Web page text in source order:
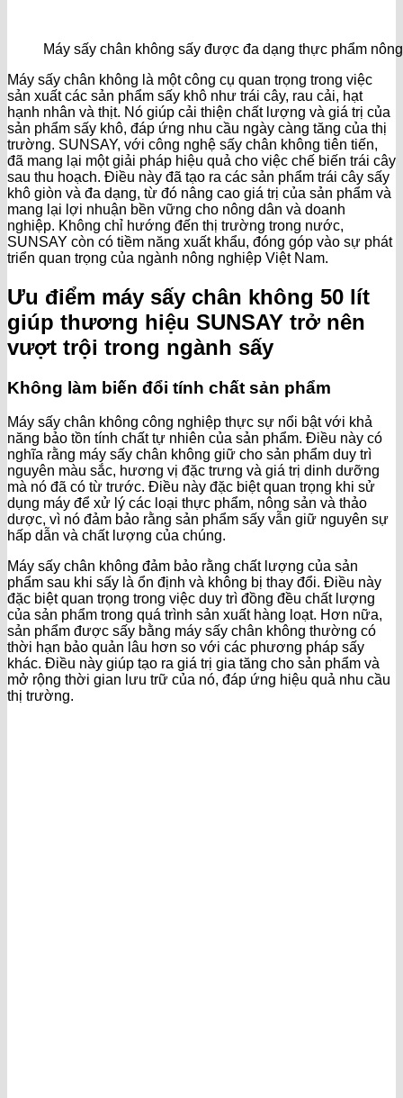
Máy sấy chân không sấy được đa dạng thực phẩm
Máy sấy chân không là một công cụ quan trọng trong việc
sản xuất các sản phẩm sấy khô như trái cây, rau cải, hạt
hạnh nhân và thịt. Nó giúp cải thiện chất lượng và giá trị của
sản phẩm sấy khô, đáp ứng nhu cầu ngày càng tăng của thị
trường. SUNSAY, với công nghệ sấy chân không tiên tiến,
đã mang lại một giải pháp hiệu quả cho việc chế biến trái cây
sau thu hoạch. Điều này đã tạo ra các sản phẩm trái cây sấy
khô giòn và đa dạng, từ đó nâng cao giá trị của sản phẩm và
mang lại lợi nhuận bền vững cho nông dân và doanh
nghiệp. Không chỉ hướng đến thị trường trong nước,
SUNSAY còn có tiềm năng xuất khẩu, đóng góp vào sự phát
triển quan trọng của ngành nông nghiệp Việt Nam.
Ưu điểm máy sấy chân không 50 lít
giúp thương hiệu SUNSAY trở nên
vượt trội trong ngành sấy
Không làm biến đổi tính chất sản phẩm
Máy sấy chân không công nghiệp thực sự nổi bật với khả
năng bảo tồn tính chất tự nhiên của sản phẩm. Điều này có
nghĩa rằng máy sấy chân không giữ cho sản phẩm duy trì
nguyên màu sắc, hương vị đặc trưng và giá trị dinh dưỡng
mà nó đã có từ trước. Điều này đặc biệt quan trọng khi sử
dụng máy để xử lý các loại thực phẩm, nông sản và thảo
dược, vì nó đảm bảo rằng sản phẩm sấy vẫn giữ nguyên sự
hấp dẫn và chất lượng của chúng.
Máy sấy chân không đảm bảo rằng chất lượng của sản
phẩm sau khi sấy là ổn định và không bị thay đổi. Điều này
đặc biệt quan trọng trong việc duy trì đồng đều chất lượng
của sản phẩm trong quá trình sản xuất hàng loạt. Hơn nữa,
sản phẩm được sấy bằng máy sấy chân không thường có
thời hạn bảo quản lâu hơn so với các phương pháp sấy
khác. Điều này giúp tạo ra giá trị gia tăng cho sản phẩm và
mở rộng thời gian lưu trữ của nó, đáp ứng hiệu quả nhu cầu
thị trường.